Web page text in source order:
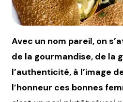
Avec un nom pareil, on
de la gourmandise, de la
l’authenticité, à l’image
l’honneur ces bonnes